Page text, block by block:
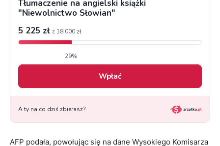
AFP podała, powołując się na dane Wysokiego Komisarza